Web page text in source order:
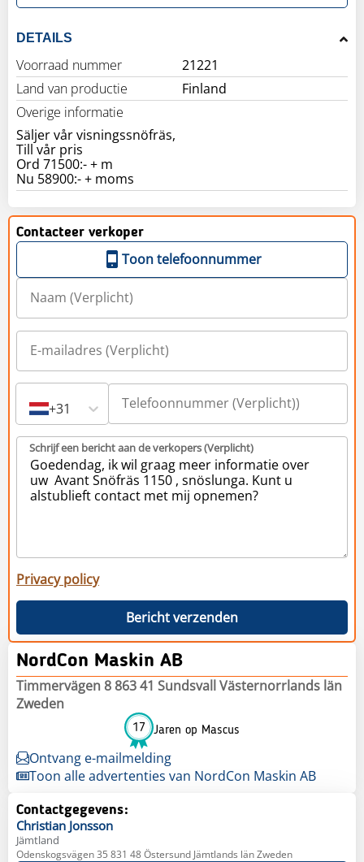
DETAILS
Voorraad nummer
21221
Land van productie
Finland
Overige informatie
Säljer vår visningssnöfräs,
Till vår pris
Ord 71500:- + m
Nu 58900:- + moms
Contacteer verkoper
Toon telefoonnummer
+31
Schrijf een bericht aan de verkopers (Verplicht)
Privacy policy
Bericht verzenden
NordCon Maskin AB
Timmervägen 8 863 41 Sundsvall Västernorrlands län
Zweden
17 Jaren op Mascus
Ontvang e-mailmelding
Toon alle advertenties van NordCon Maskin AB
Contactgegevens:
Christian Jonsson
Jämtland
Odenskogsvägen 35 831 48 Östersund Jämtlands län Zweden